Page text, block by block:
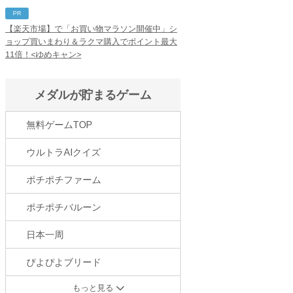
PR
【楽天市場】で「お買い物マラソン開催中」シ
ョップ買いまわり＆ラクマ購入でポイント最大
11倍！<ゆめキャン>
メダルが貯まるゲーム
無料ゲームTOP
ウルトラAIクイズ
ポチポチファーム
ポチポチバルーン
日本一周
ぴよぴよブリード
もっと見る